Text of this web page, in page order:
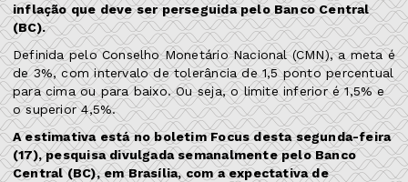
inflação que deve ser perseguida pelo Banco Central
(BC).
Definida pelo Conselho Monetário Nacional (CMN), a meta é
de 3%, com intervalo de tolerância de 1,5 ponto percentual
para cima ou para baixo. Ou seja, o limite inferior é 1,5% e
o superior 4,5%.
A estimativa está no boletim Focus desta segunda-feira
(17), pesquisa divulgada semanalmente pelo Banco
Central (BC), em Brasília, com a expectativa de